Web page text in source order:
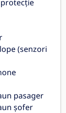
(senzori
pasager
șofer